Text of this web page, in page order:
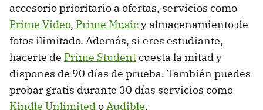
accesorio prioritario a ofertas, servicios como
Prime Video, Prime Musicy almacenamiento de
fotos ilimitado. Además, si eres estudiante,
hacerte de Prime Studentcuesta la mitad y
dispones de 90 días de prueba. También puedes
probar gratis durante 30 días servicios como
Kindle UnlimitedoAudible.